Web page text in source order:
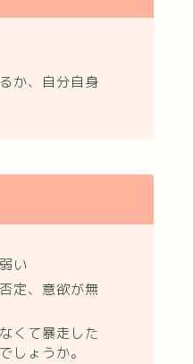
か、自分自身
い
定、意欲が無
くて暴走した
しょうか。